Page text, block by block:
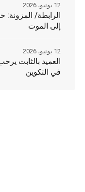
الرابطة/
إلى الموت
12 يونيو، 2026
العميد بالثابت
في التكوين
12 يونيو، 2026